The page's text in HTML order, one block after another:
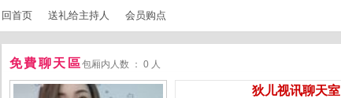
回首页 送礼给主持人 会员购点
免費聊天區包厢内人数 ： 0 人
狄儿视讯聊天室